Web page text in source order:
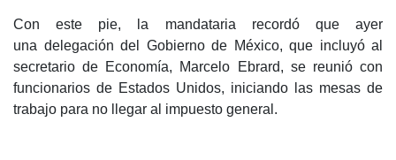
Con este pie, la mandataria recordó que ayer
una delegación del Gobierno de México, que incluyó al
secretario de Economía, Marcelo Ebrard, se reunió con
funcionarios de Estados Unidos, iniciando las mesas de
trabajo para no llegar al impuesto general.